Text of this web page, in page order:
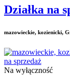
Działka na
mazowieckie, kozienicki,
Na wyłączność